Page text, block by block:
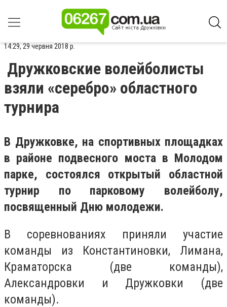
14:29, 29 червня 2018 р.
Дружковские волейболисты
взяли «серебро» областного
турнира
В Дружковке, на спортивных площадках
в районе подвесного моста в Молодом
парке, состоялся открытый областной
турнир по парковому волейболу,
посвященный Дню молодежи.
В соревнованиях приняли участие
команды из Константиновки, Лимана,
Краматорска (две команды),
Александровки и Дружковки (две
команды).